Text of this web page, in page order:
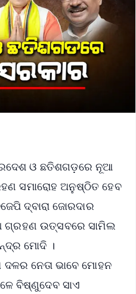
ଓ ଛତିଶଗଡ଼ରେ ନୂଆ
ସମାରୋହ ଅନୁଷ୍ଠିତ ହେବ
ଦ୍ବାରା ଜୋରଦାର
ଗ୍ରହଣ ଉତ୍ସବରେ ସାମିଲ
ମୋଦି ।
ନେତା ଭାବେ ମୋହନ
ବିଷ୍ଣୁଦେବ ସାଏ